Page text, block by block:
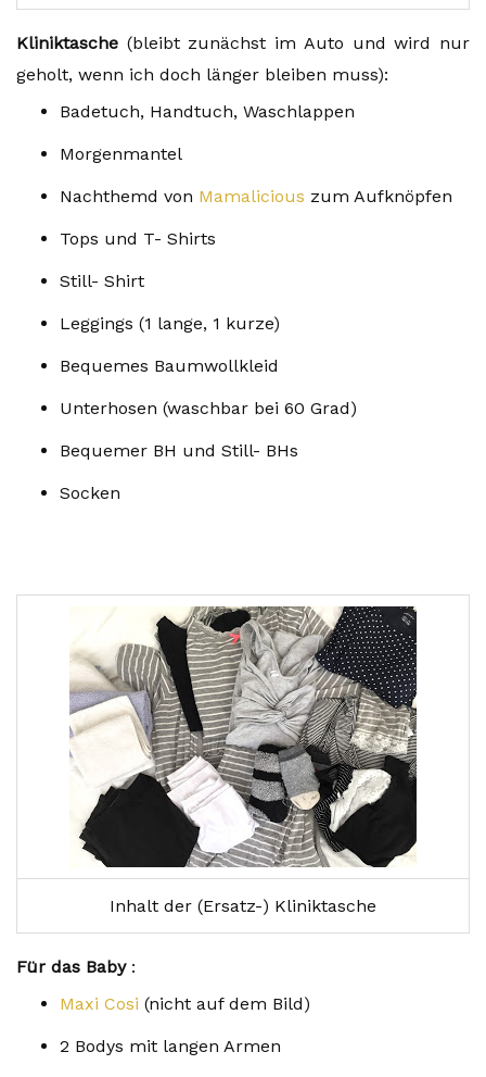
Kliniktasche (bleibt zunächst im Auto und wird nur
geholt, wenn ich doch länger bleiben muss):
Badetuch, Handtuch, Waschlappen
Morgenmantel
Nachthemd von Mamalicious zum Aufknöpfen
Tops und T- Shirts
Still- Shirt
Leggings (1 lange, 1 kurze)
Bequemes Baumwollkleid
Unterhosen (waschbar bei 60 Grad)
Bequemer BH und Still- BHs
Socken
Inhalt der (Ersatz-) Kliniktasche
Für das Baby :
Maxi Cosi (nicht auf dem Bild)
2 Bodys mit langen Armen